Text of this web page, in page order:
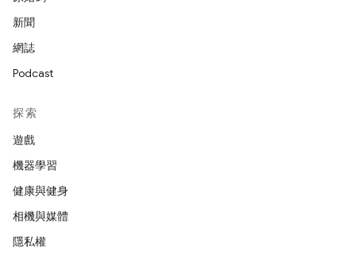
新聞
網誌
Podcast
探索
遊戲
機器學習
健康與健身
相機與媒體
隱私權